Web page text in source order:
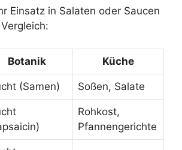
Einsatz in Salaten oder Saucen
Botanik Küche
(Samen) Soßen, Salate
Rohkost,
Pfannengerichte